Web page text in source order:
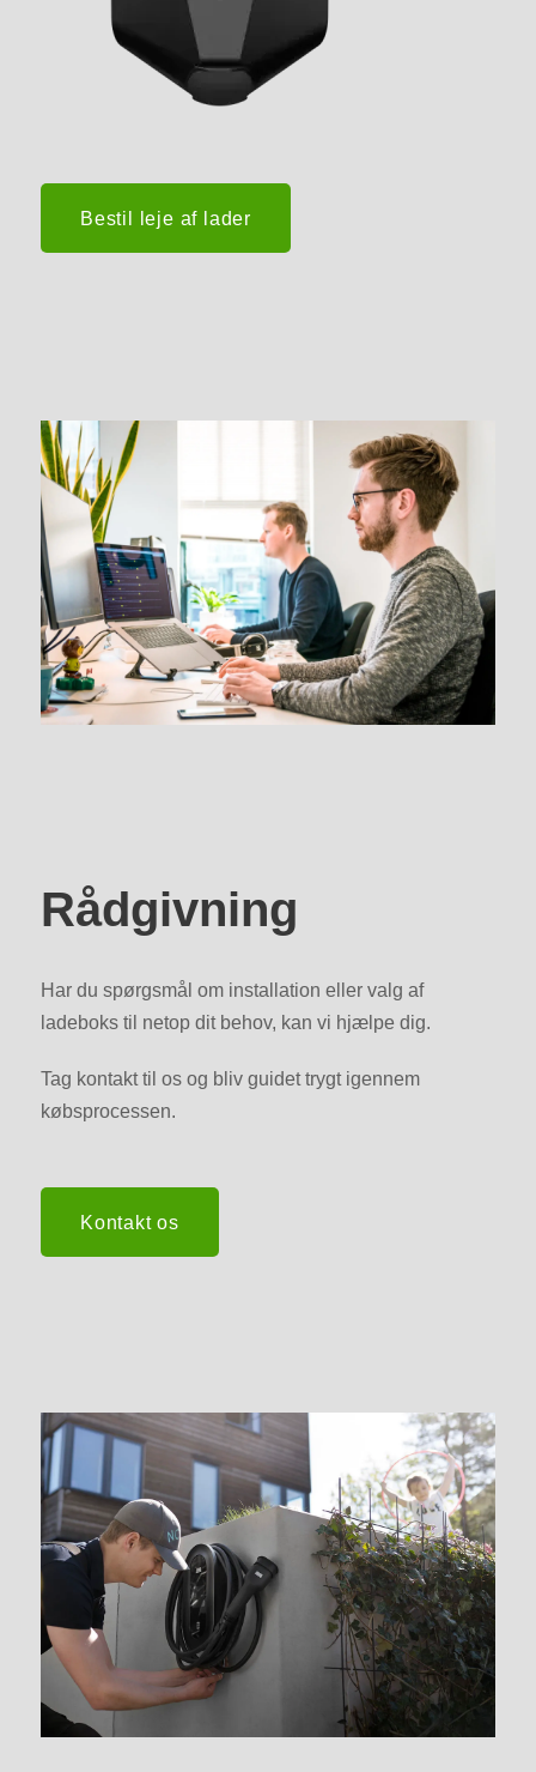
Bestil leje af lader
Rådgivning
Har du spørgsmål om installation eller valg af
ladeboks til netop dit behov, kan vi hjælpe dig.
Tag kontakt til os og bliv guidet trygt igennem
købsprocessen.
Kontakt os